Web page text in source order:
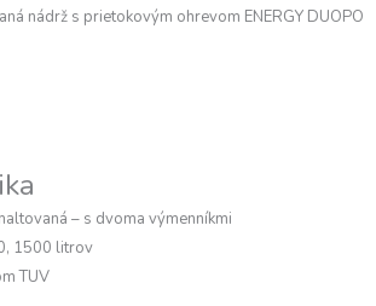
nádrž s prietokovým ohrevom ENERGY DUOPO
– s dvoma výmenníkmi
1500 litrov
TUV